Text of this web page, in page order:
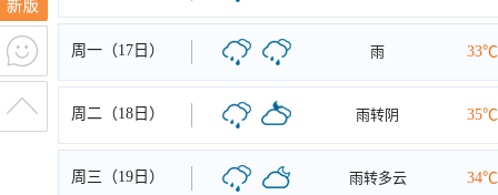
周一（17日） 雨 33℃
周二（18日） 雨转阴 35℃
周三（19日） 雨转多云 34℃